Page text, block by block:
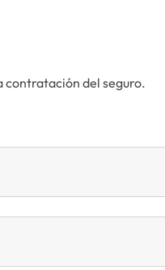
contratación del seguro.